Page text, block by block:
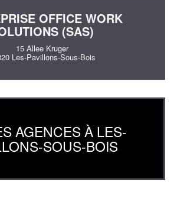
OFFICE WORK
(SAS)
15 Allee Kruger
Les-Pavillons-Sous-Bois
AGENCES À LES-
SOUS-BOIS